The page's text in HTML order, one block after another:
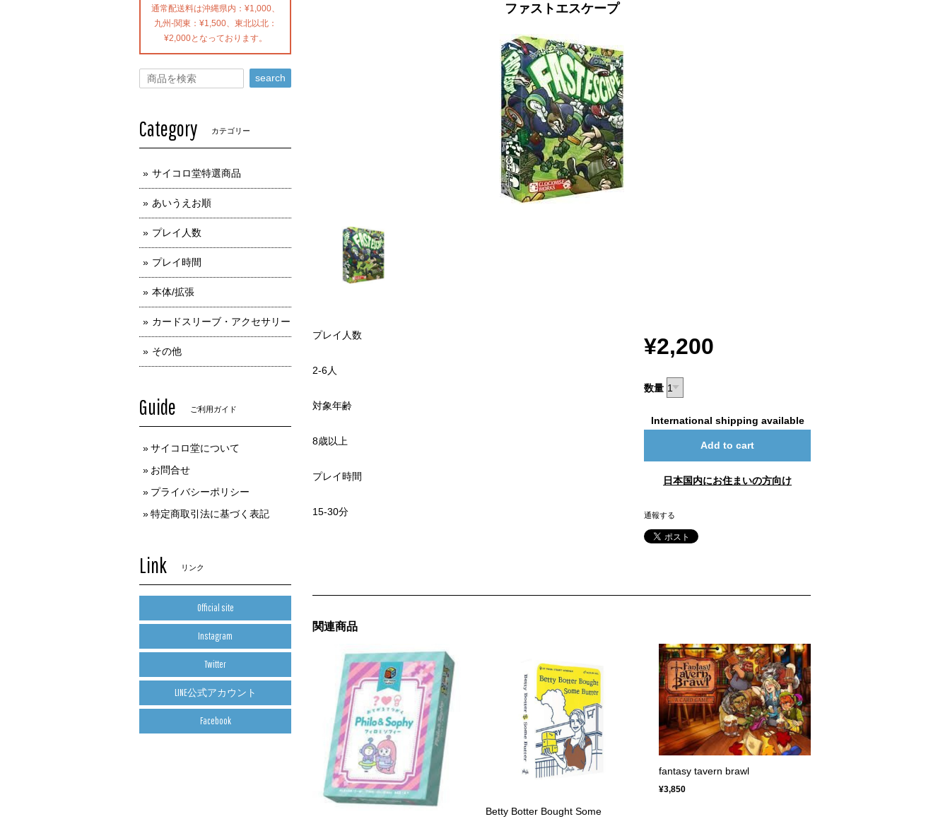
ファストエスケープ
プレイ人数
2-6人
対象年齢
8歳以上
プレイ時間
15-30分
¥2,200
数量
International shipping available
Add to cart
日本国内にお住まいの方向け
通報する
関連商品
Betty Botter Bought Some
fantasy tavern brawl
¥3,850
通常配送料は沖縄県内：¥1,000、
九州-関東：¥1,500、東北以北：
¥2,000となっております。
search
Category カテゴリー
サイコロ堂特選商品
あいうえお順
プレイ人数
プレイ時間
本体/拡張
カードスリーブ・アクセサリー
その他
Guide ご利用ガイド
サイコロ堂について
お問合せ
プライバシーポリシー
特定商取引法に基づく表記
Link リンク
Official site
Instagram
Twitter
LINE公式アカウント
Facebook